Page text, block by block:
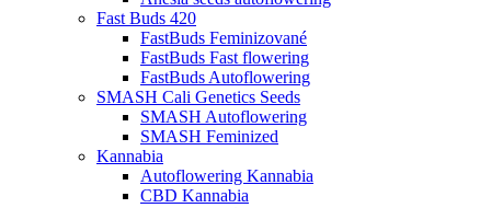
Fast Buds 420
FastBuds Feminizované
FastBuds Fast flowering
FastBuds Autoflowering
SMASH Cali Genetics Seeds
SMASH Autoflowering
SMASH Feminized
Kannabia
Autoflowering Kannabia
CBD Kannabia